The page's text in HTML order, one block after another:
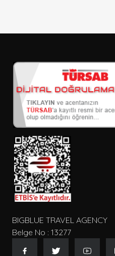
BIGBLUE TRAVEL AGENCY
Belge No : 13277